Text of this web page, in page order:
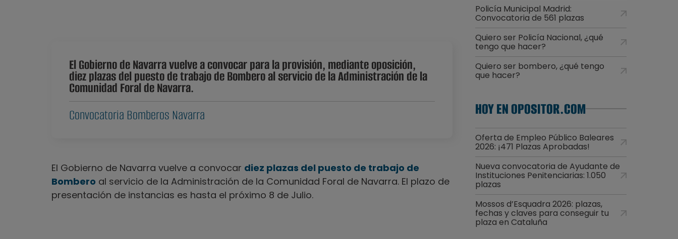
El Gobierno de Navarra vuelve a convocar para la provisión, mediante oposición,
diez plazas del puesto de trabajo de Bombero al servicio de la Administración de la
Comunidad Foral de Navarra.
Convocatoria Bomberos Navarra
El Gobierno de Navarra vuelve a convocar diez plazas del puesto de trabajo de
Bombero al servicio de la Administración de la Comunidad Foral de Navarra. El plazo de
presentación de instancias es hasta el próximo 8 de Julio.
Policía Municipal Madrid:
Convocatoria de 561 plazas
Quiero ser Policía Nacional, ¿qué
tengo que hacer?
Quiero ser bombero, ¿qué tengo
que hacer?
HOY EN OPOSITOR.COM
Oferta de Empleo Público Baleares
2026: ¡471 Plazas Aprobadas!
Nueva convocatoria de Ayudante de
Instituciones Penitenciarias: 1.050
plazas
Mossos d’Esquadra 2026: plazas,
fechas y claves para conseguir tu
plaza en Cataluña